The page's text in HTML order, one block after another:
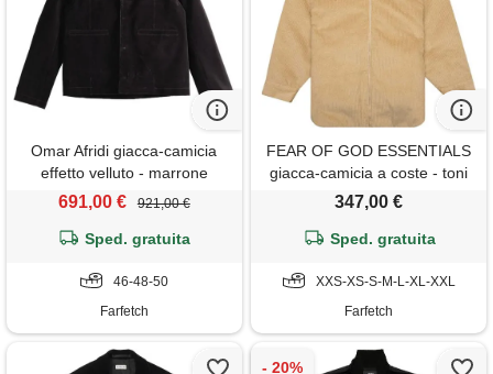
Omar Afridi giacca-camicia
effetto velluto - marrone
691,00 € 921,00 €
Sped. gratuita
46-48-50
Farfetch
FEAR OF GOD ESSENTIALS
giacca-camicia a coste - toni
neutri
347,00 €
Sped. gratuita
XXS-XS-S-M-L-XL-XXL
Farfetch